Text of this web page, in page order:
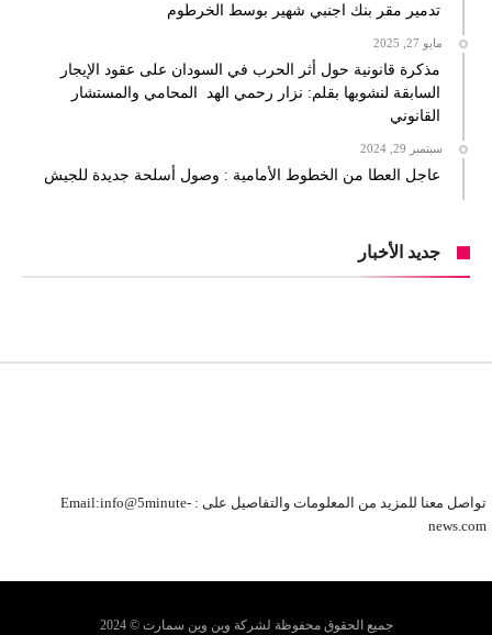
تدمير مقر بنك اجنبي شهير بوسط الخرطوم
مايو 27, 2025
مذكرة قانونية حول أثر الحرب في السودان على عقود الإيجار
السابقة لنشوبها بقلم: نزار رحمي الهد المحامي والمستشار
القانوني
سبتمبر 29, 2024
عاجل العطا من الخطوط الأمامية : وصول أسلحة جديدة للجيش
جديد الأخبار
تواصل معنا للمزيد من المعلومات والتفاصيل على : Email:info@5minute-
news.com
جميع الحقوق محفوظة لشركة وين وين سمارت © 2024